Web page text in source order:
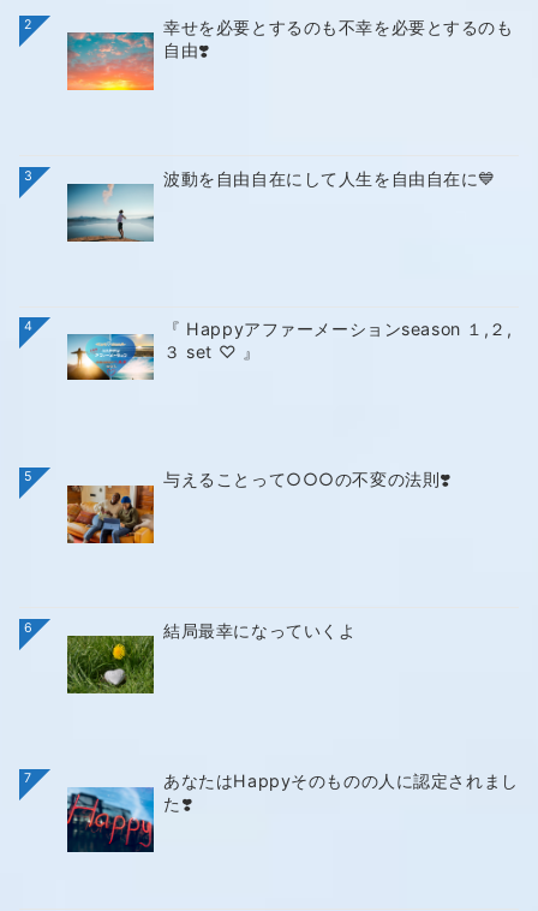
2
幸せを必要とするのも不幸を必要とするのも
自由❣️
3 波動を自由自在にして人生を自由自在に💙
4
『 Happyアファーメーションseason １,２,
３ set ♡ 』
5 与えることって○○○の不変の法則❣️
6 結局最幸になっていくよ
7
あなたはHappyそのものの人に認定されまし
た❣️